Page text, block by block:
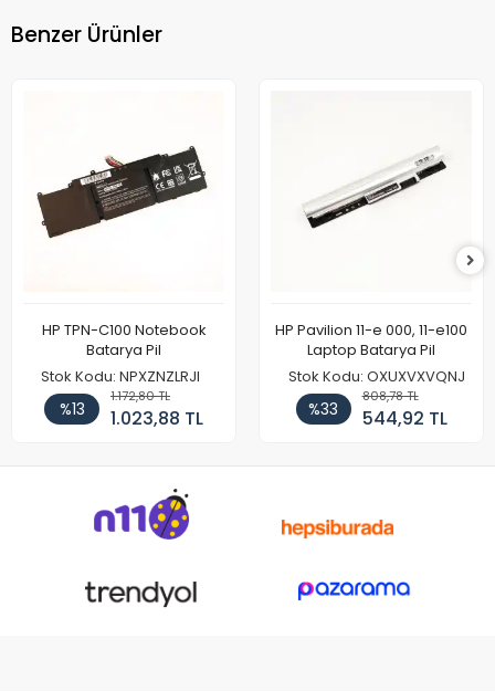
Benzer Ürünler
HP TPN-C100 Notebook
Batarya Pil
Stok Kodu: NPXZNZLRJI
%13
1.172,80 TL
1.023,88 TL
HP Pavilion 11-e 000, 11-e100
Laptop Batarya Pil
Stok Kodu: OXUXVXVQNJ
%33
808,78 TL
544,92 TL